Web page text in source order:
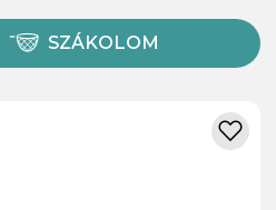
SZÁKOLOM